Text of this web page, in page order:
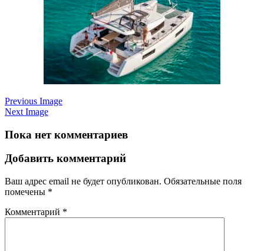
Previous Image
Next Image
Пока нет комментариев
Добавить комментарий
Ваш адрес email не будет опубликован. Обязательные поля
помечены *
Комментарий *